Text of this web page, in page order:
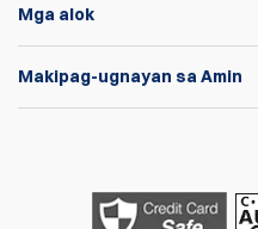
Mga alok
Makipag-ugnayan sa Amin